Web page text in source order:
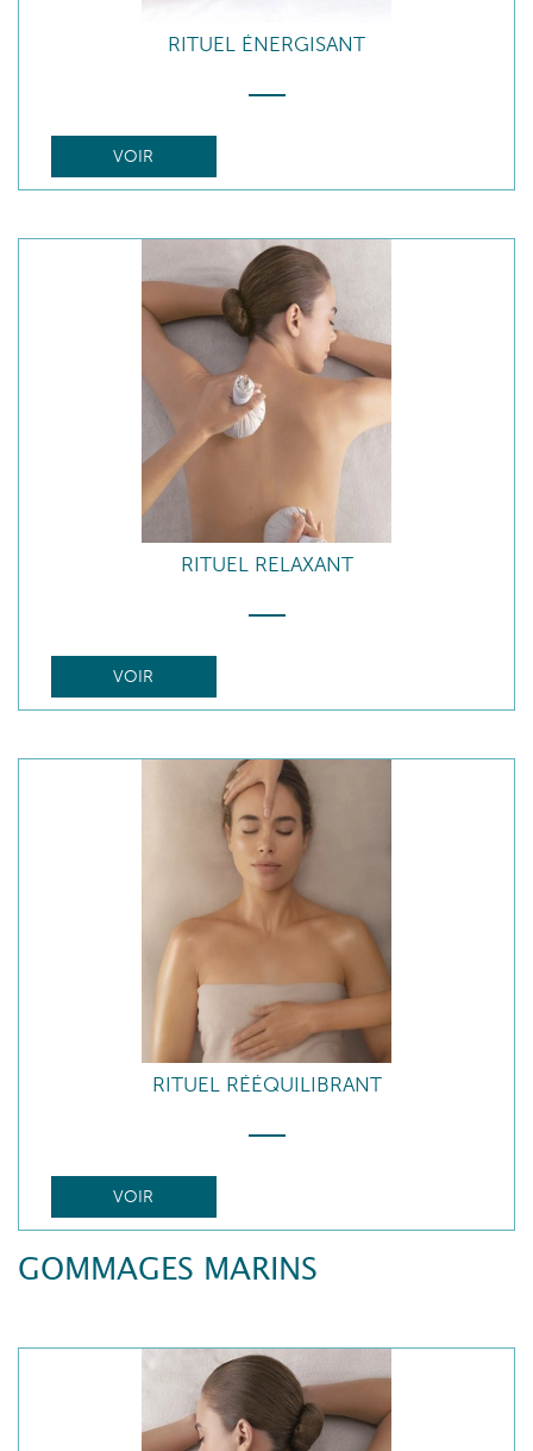
RITUEL ÉNERGISANT
VOIR
RITUEL RELAXANT
VOIR
RITUEL RÉÉQUILIBRANT
VOIR
GOMMAGES MARINS